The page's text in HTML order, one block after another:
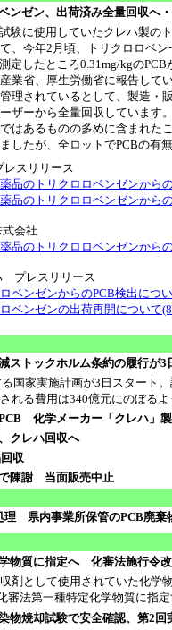
ンゼン、出荷済み全量回収へ
験に使用していたクレハ製の
、今年2月頃、トリクロロベ
定したところ0.31mg/kgの
業省、厚生労働省に報告して
理されているとして、製造・
ザーから全量回収しています
はあるものの多めに含まれた
したが、全ロットでPCBの有
スリリース
品のトリクロロベンゼンから
品のトリクロロベンゼンから
会社
品のトリクロロベンゼンから
スリリース
ベンゼンからのPCB検出につ
ベンゼンの出荷再開について
ストックホルム条約の履行が3
国家実施計画が3日スタート
れる費用は340億元にのぼるよ
化学メーカー「クレハ」
クレハ回収へ
収
陳謝 当面販売中止
理 県内事業所保管のPCB廃
物質に指定へ 化審法施行令
剤として使用されていた化学
審法第一種特定化学物質に指
物焼却試験で安全確認、第2回